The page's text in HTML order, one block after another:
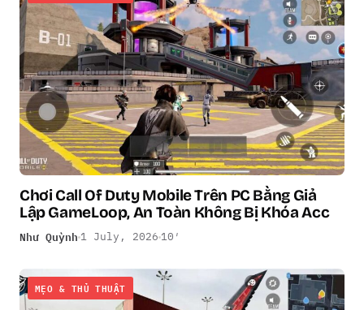
Chơi Call Of Duty Mobile Trên PC Bằng Giả
Lập GameLoop, An Toàn Không Bị Khóa Acc
Như Quỳnh 1 July, 2026 10′
MẸO & THỦ THUẬT